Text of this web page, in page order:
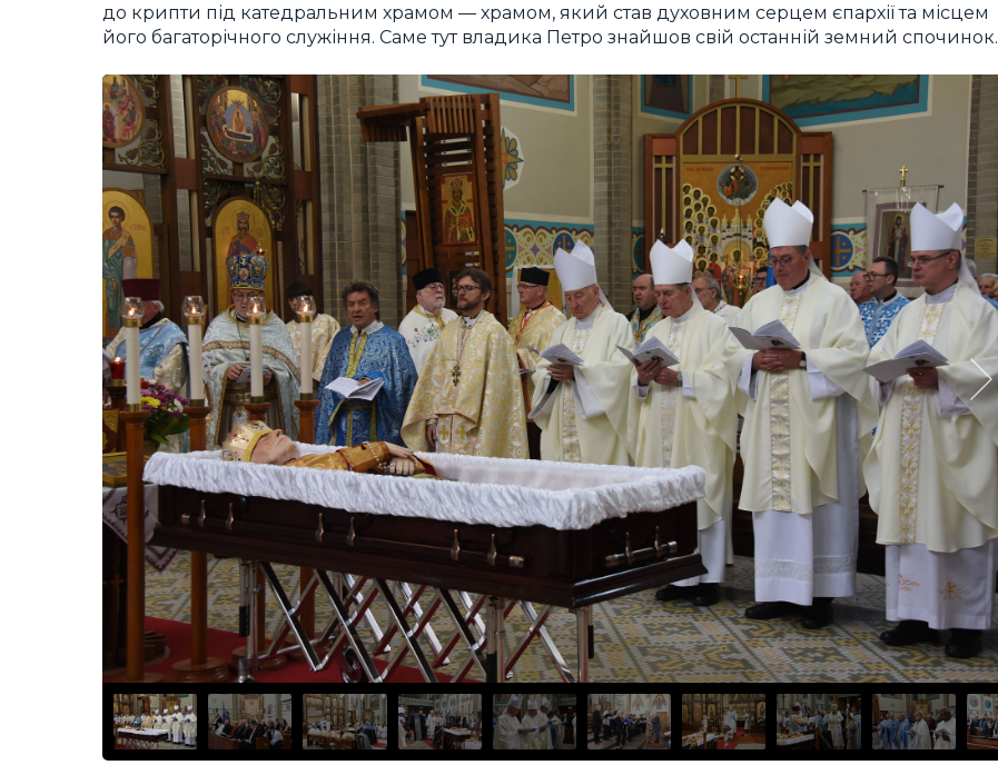
до крипти під катедральним храмом — храмом, який став духовним серцем єпархії та місцем
його багаторічного служіння. Саме тут владика Петро знайшов свій останній земний спочинок.